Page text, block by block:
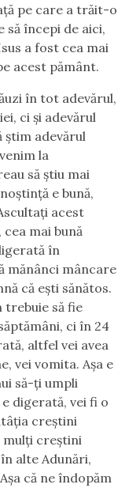
pe care a trăit-o
să începi de aici,
a fost cea mai
acest pământ.
în tot adevărul,
ci şi adevărul
ştim adevărul
la
să ştiu mai
e bună,
acest
mai bună
în
mănânci mâncare
că eşti sănătos.
trebuie să fie
ci în 24
altfel vei avea
vei vomita. Aşa e
să-ţi umpli
digerată, vei fi o
creştini
mulţi creştini
alte Adunări,
că ne îndopăm